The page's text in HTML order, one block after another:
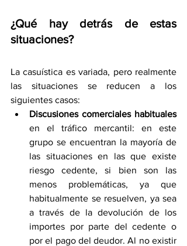
¿Qué hay detrás de estas
situaciones?
La casuística es variada, pero realmente
las situaciones se reducen a los
siguientes casos:
Discusiones comerciales habituales
en el tráfico mercantil: en este
grupo se encuentran la mayoría de
las situaciones en las que existe
riesgo cedente, si bien son las
menos problemáticas, ya que
habitualmente se resuelven, ya sea
a través de la devolución de los
importes por parte del cedente o
por el pago del deudor. Al no existir